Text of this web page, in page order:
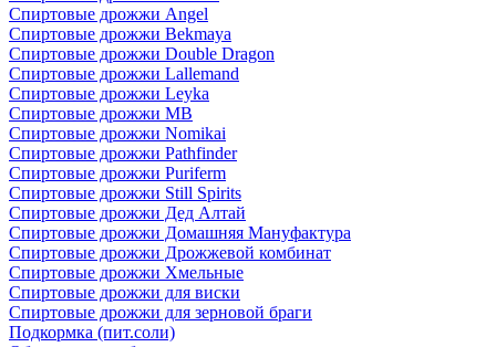
Спиртовые дрожжи Angel
Спиртовые дрожжи Bekmaya
Спиртовые дрожжи Double Dragon
Спиртовые дрожжи Lallemand
Спиртовые дрожжи Leyka
Спиртовые дрожжи MB
Спиртовые дрожжи Nomikai
Спиртовые дрожжи Pathfinder
Спиртовые дрожжи Puriferm
Спиртовые дрожжи Still Spirits
Спиртовые дрожжи Дед Алтай
Спиртовые дрожжи Домашняя Мануфактура
Спиртовые дрожжи Дрожжевой комбинат
Спиртовые дрожжи Хмельные
Спиртовые дрожжи для виски
Спиртовые дрожжи для зерновой браги
Подкормка (пит.соли)